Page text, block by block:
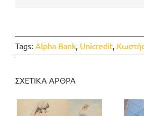
Tags: Alpha Bank Unicredit
ΣΧΕΤΙΚΑ ΑΡΘΡΑ